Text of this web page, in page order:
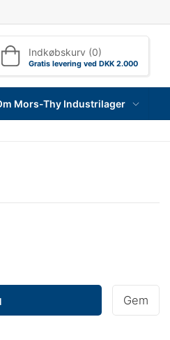
Indkøbskurv (0)
Gratis levering ved DKK 2.000
Mors-Thy Industrilager
Gem